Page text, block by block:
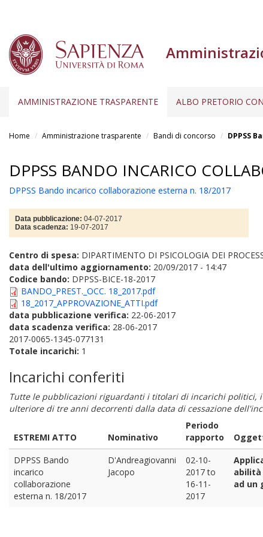
AMMINISTRAZIONE TRASPARENTE ALBO PRETORIO
Home Amministrazione trasparente Bandi di concorso DPPSS
DPPSS BANDO INCARICO
DPPSS Bando incarico collaborazione esterna n. 18/2017
Data pubblicazione: 04-07-2017
Data scadenza: 19-07-2017
Centro di spesa: DIPARTIMENTO DI PSICOLOGIA DEI
data dell'ultimo aggiornamento: 20/09/2017 - 14:47
Codice bando: DPPSS-BICE-18-2017
BANDO_PREST._OCC. 18_2017.pdf
18_2017_APPROVAZIONE_ATTI.pdf
data pubblicazione verifica: 22-06-2017
data scadenza verifica: 28-06-2017
2017-0065-1345-077131
Totale incarichi: 1
Incarichi conferiti
Tutte le pubblicazioni riguardanti i titolari di incarichi politici,
ulteriore di tre anni decorrenti dalla data di cessazione
ESTREMI ATTO Nominativo
Periodo
rapporto
DPPSS Bando
incarico
collaborazione
esterna n. 18/2017
D'Andreagiovanni
Jacopo
02-10-
2017to
16-11-
2017
abilità
ad un